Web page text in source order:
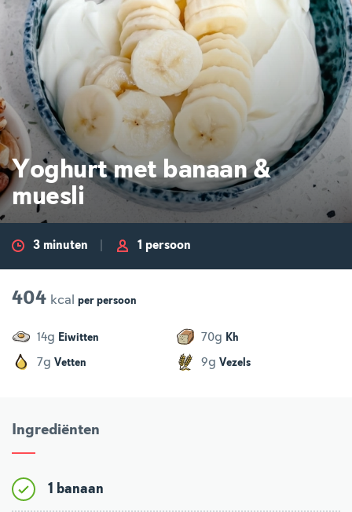
Yoghurt met banaan &
muesli
3 minuten 1 persoon
404 kcal per persoon
14g Eiwitten 70g Kh
7g Vetten 9g Vezels
Ingrediënten
1 banaan